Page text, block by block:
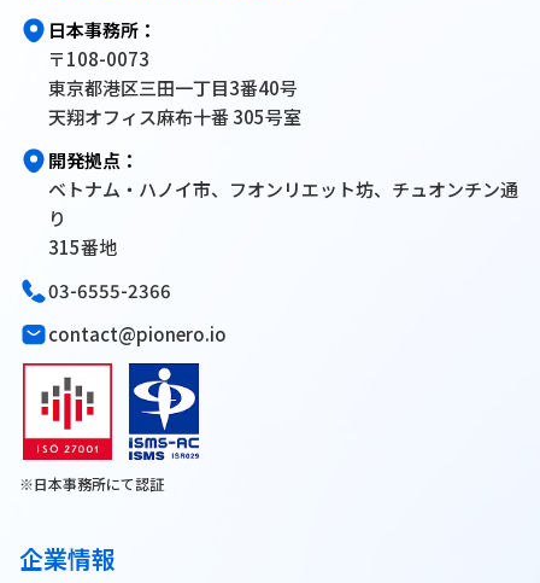
日本事務所：
〒108-0073
東京都港区三田一丁目3番40号
天翔オフィス麻布十番 305号室
開発拠点：
ベトナム・ハノイ市、フオンリエット坊、チュオンチン通
り
315番地
03-6555-2366
contact@pionero.io
※日本事務所にて認証
企業情報